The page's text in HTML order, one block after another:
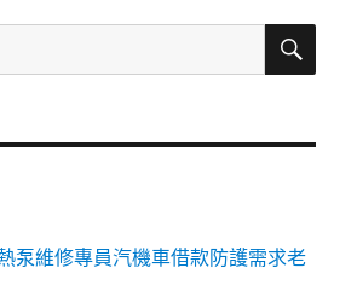
搜
泵維修專員汽機車借款防護需求老